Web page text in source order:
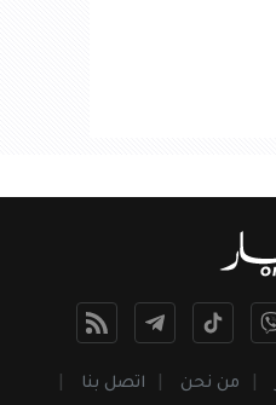
من نحن اتصل بنا